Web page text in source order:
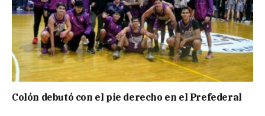
Colón debutó con el pie derecho en el Prefederal